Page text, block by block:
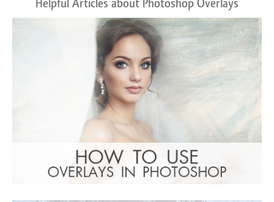
Helpful Articles about Photoshop Overlays